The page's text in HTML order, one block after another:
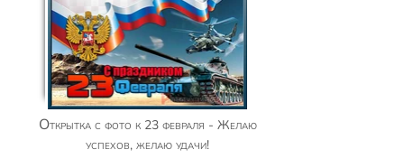
Открытка с фото к 23 февраля - Желаю
успехов, желаю удачи!